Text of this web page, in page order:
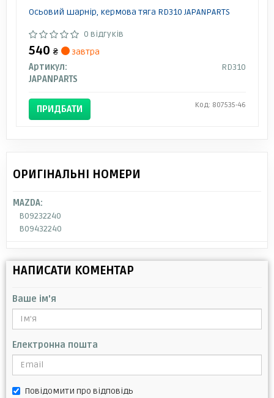
Осьовий шарнір, кермова тяга RD310 JAPANPARTS
0 відгуків
540 ₴
завтра
Артикул:
RD310
JAPANPARTS
ПРИДБАТИ Код: 807535-46
ОРИГІНАЛЬНІ НОМЕРИ
MAZDA:
B09232240
B09432240
НАПИСАТИ КОМЕНТАР
Ваше ім'я
Електронна пошта
Повідомити про відповідь